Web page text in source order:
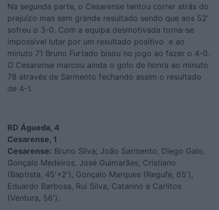
Na segunda parte, o Cesarense tentou correr atrás do
prejuízo mas sem grande resultado sendo que aos 52'
sofreu o 3-0. Com a equipa desmotivada torna-se
impossível lutar por um resultado positivo e ao
minuto 71 Bruno Furtado bisou no jogo ao fazer o 4-0.
O Cesarense marcou ainda o golo de honra ao minuto
78 através de Sarmento fechando assim o resultado
de 4-1.
RD Águeda, 4
Cesarense, 1
Cesarense: Bruno Silva; João Sarmento, Diego Galo,
Gonçalo Medeiros, José Guimarães, Cristiano
(Baptista, 45'+2'), Gonçalo Marques (Regufe, 65'),
Eduardo Barbosa, Rui Silva, Catarino e Carlitos
(Ventura, 56').